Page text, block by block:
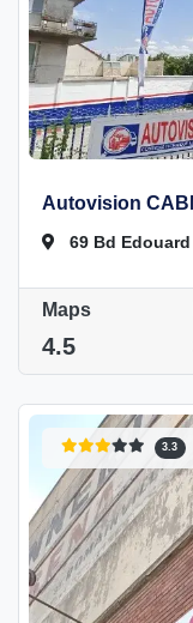
Autovision
69 Bd
Maps
4.5
3.3